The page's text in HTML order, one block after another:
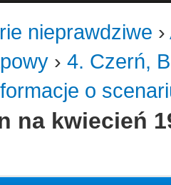
nieprawdziwe ›
› 4. Czerń,
o
na kwiecień